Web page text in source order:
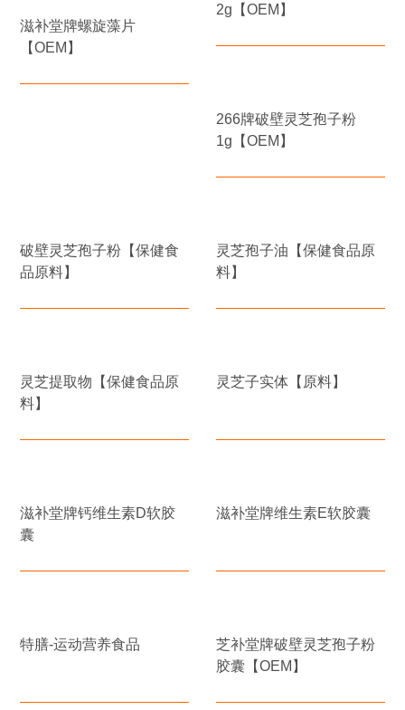
滋补堂牌螺旋藻片
【OEM】
2g【OEM】
266牌破壁灵芝孢子粉
1g【OEM】
破壁灵芝孢子粉【保健食
品原料】
灵芝孢子油【保健食品原
料】
灵芝提取物【保健食品原
料】
灵芝子实体【原料】
滋补堂牌钙维生素D软胶
囊
滋补堂牌维生素E软胶囊
特膳-运动营养食品
芝补堂牌破壁灵芝孢子粉
胶囊【OEM】